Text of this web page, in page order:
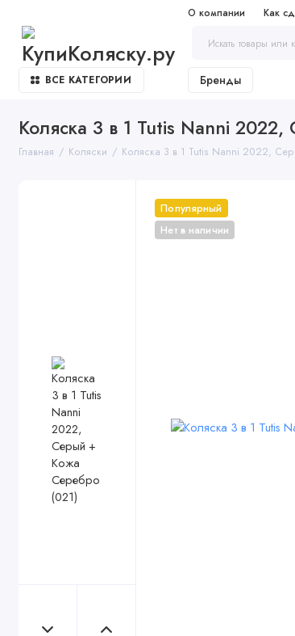
О компании Как
ВСЕ КАТЕГОРИИ Бренды
Коляска 3 в 1 Tutis Nanni
Главная Коляски Коляска 3 в 1 Tutis Nanni 2022,
Популярный
Нет в наличии